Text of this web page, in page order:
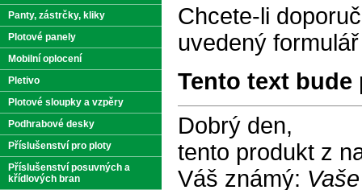
Chcete-li
uvedený
Tento text
Dobrý den,
tento produkt z
Váš známý:
Panty, zástrčky, kliky
Plotové panely
Mobilní oplocení
Pletivo
Plotové sloupky a vzpěry
Podhrabové desky
Příslušenství pro ploty
Příslušenství posuvných a
křídlových bran